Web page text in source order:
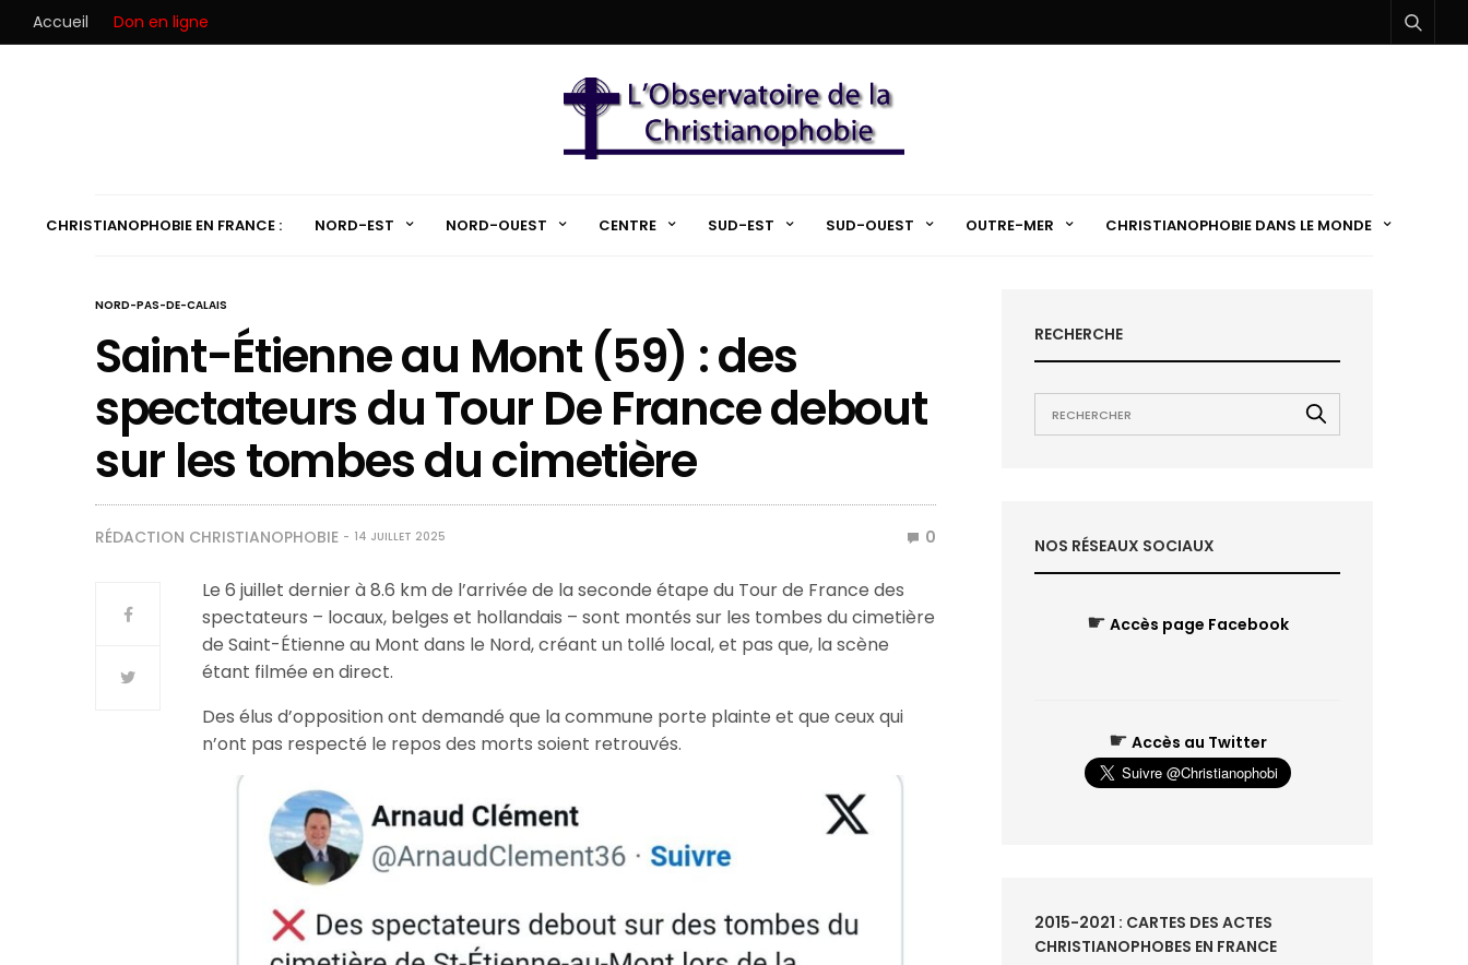
Accueil Don en ligne
CHRISTIANOPHOBIE EN FRANCE : NORD-EST NORD-OUEST CENTRE SUD-EST SUD-OUEST OUTRE-MER CHRISTIANOPHOBIE DANS LE MONDE
NORD-PAS-DE-CALAIS
Saint-Étienne au Mont (59) : des
spectateurs du Tour De France debout
sur les tombes du cimetière
RÉDACTION CHRISTIANOPHOBIE 14 JUILLET 2025 0
Le 6 juillet dernier à 8.6 km de l’arrivée de la seconde étape du Tour de France des
spectateurs – locaux, belges et hollandais – sont montés sur les tombes du cimetière
de Saint-Étienne au Mont dans le Nord, créant un tollé local, et pas que, la scène
étant filmée en direct.
Des élus d’opposition ont demandé que la commune porte plainte et que ceux qui
n’ont pas respecté le repos des morts soient retrouvés.
RECHERCHE
NOS RÉSEAUX SOCIAUX
☛ Accès page Facebook
☛ Accès au Twitter
2015-2021 : CARTES DES ACTES
CHRISTIANOPHOBES EN FRANCE